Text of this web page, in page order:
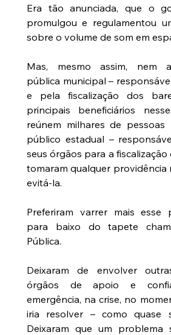
Era tão anunciada, que o
promulgou e regulamentou
sobre o volume de som em
Mas, mesmo assim, nem
pública municipal –
e pela fiscalização dos
principais beneficiários
reúnem milhares de
público estadual –
seus órgãos para a fiscalização
tomaram qualquer providência
evitá-la.
Preferiram varrer mais esse
para baixo do tapete
Pública.
Deixaram de envolver
órgãos de apoio e
emergência, na crise, no
iria resolver – como quase
Deixaram que um problema